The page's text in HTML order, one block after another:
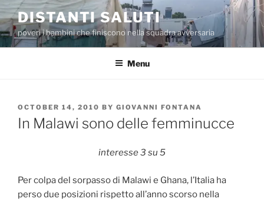
Skip
to
content
DISTANTI SALUTI
poveri i bambini che finiscono nella squadra avversaria
Menu
POSTED
ON
OCTOBER 14, 2010 BY GIOVANNI FONTANA
In Malawi sono delle femminucce
interesse 3 su 5
Per colpa del sorpasso di Malawi e Ghana, l’Italia ha
perso due posizioni rispetto all’anno scorso nella